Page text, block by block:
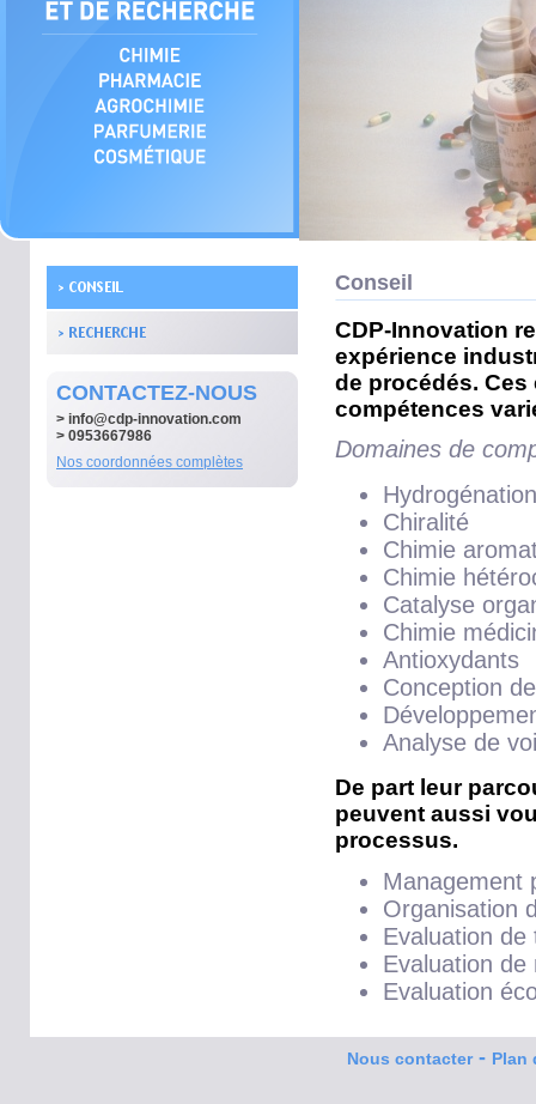
CONTACTEZ-NOUS
> info@cdp-innovation.com
> 0953667986
Nos coordonnées complètes
Conseil
CDP-Innovation
expérience
de procédés.
compétences
Domaines de
Hydrogénation
Chiralité
Chimie
Chimie
Catalyse
Chimie
Antioxydants
Conception
Analyse de
De part leur
peuvent aussi
processus.
Management
Organisation
Evaluation de
Evaluation
Evaluation
Nous contacter- Plan